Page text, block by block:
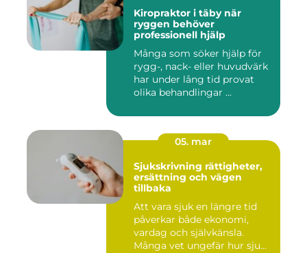
Kiropraktor i täby när
ryggen behöver
professionell hjälp
Många som söker hjälp för
rygg-, nack- eller huvudvärk
har under lång tid provat
olika behandlingar ...
05. mar
Sjukskrivning rättigheter,
ersättning och vägen
tillbaka
Att vara sjuk en längre tid
påverkar både ekonomi,
vardag och självkänsla.
Många vet ungefär hur sju...